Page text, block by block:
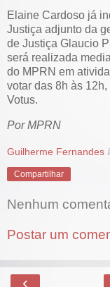
Elaine Cardoso já
Justiça adjunto da
de Justiça Glaucio
será realizada
do MPRN em
votar das 8h às
Votus.
Por MPRN
Guilherme Fernandes
Compartilhar
Nenhum
Postar um
‹